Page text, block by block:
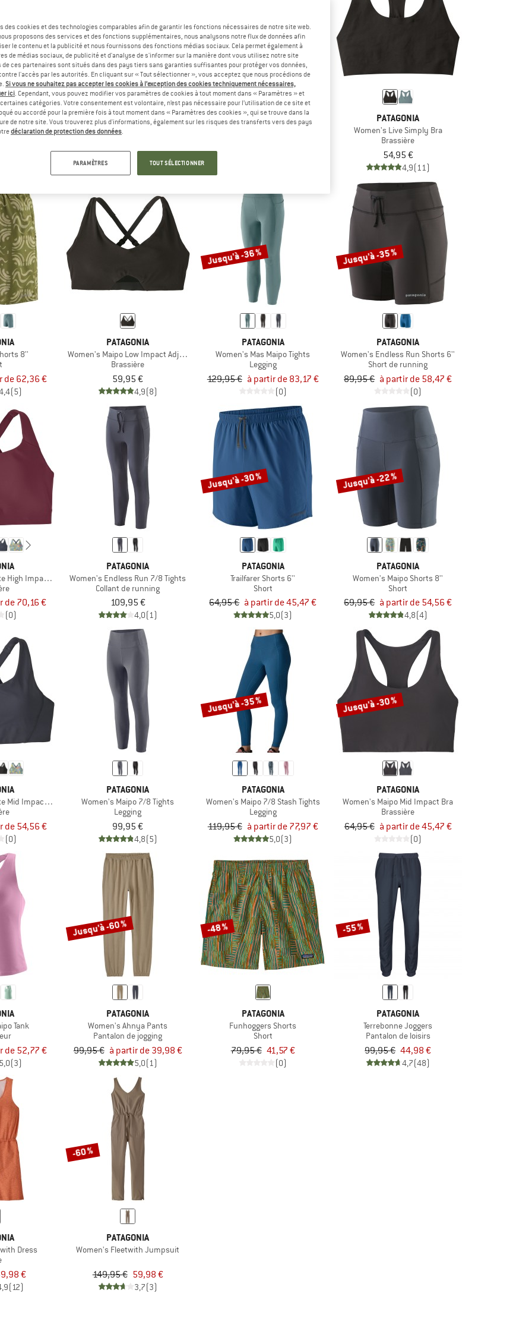
Jusqu'à -30 %
PATAGONIA
Baggies Longs
64,95 € à partir de 45,47 €
(6)
-22 %
PATAGONIA PATAGONIA
Women's Live Simply Bra
Brassière
54,95 €
4,9(11)
8''
de 62,36 €
(5)
PATAGONIA
Women's Maipo Low Impact Adjustable Bra
Brassière
59,95 €
4,9(8)
Jusqu'à -36 %
PATAGONIA
Women's Mas Maipo Tights
Legging
129,95 € à partir de 83,17 €
(0)
Jusqu'à -35 %
PATAGONIA
Women's Endless Run Shorts 6''
Short de running
89,95 € à partir de 58,47 €
(0)
High Impact Adjustable Bra
de 70,16 €
(0)
PATAGONIA
Women's Endless Run 7/8 Tights
Collant de running
109,95 €
4,0(1)
Jusqu'à -30 %
PATAGONIA
Trailfarer Shorts 6''
Short
64,95 € à partir de 45,47 €
5,0(3)
Jusqu'à -22 %
PATAGONIA
Women's Maipo Shorts 8''
Short
69,95 € à partir de 54,56 €
4,8(4)
Mid Impact Adjustable Bra
de 54,56 €
(0)
PATAGONIA
Women's Maipo 7/8 Tights
Legging
99,95 €
4,8(5)
Jusqu'à -35 %
PATAGONIA
Women's Maipo 7/8 Stash Tights
Legging
119,95 € à partir de 77,97 €
5,0(3)
Jusqu'à -30 %
PATAGONIA
Women's Maipo Mid Impact Bra
Brassière
64,95 € à partir de 45,47 €
(0)
Tank
de 52,77 €
5,0(3)
Jusqu'à -60 %
PATAGONIA
Women's Ahnya Pants
Pantalon de jogging
99,95 € à partir de 39,98 €
5,0(1)
-48 %
PATAGONIA
Funhoggers Shorts
Short
79,95 € 41,57 €
(0)
-55 %
PATAGONIA
Terrebonne Joggers
Pantalon de loisirs
99,95 € 44,98 €
4,7(48)
Dress
€
(12)
-60 %
PATAGONIA
Women's Fleetwith Jumpsuit
149,95 € 59,98 €
3,7(3)
des cookies et des technologies comparables afin de garantir les fonctions nécessaires de notre site web.
proposons des services et des fonctions supplémentaires, nous analysons notre flux de données afin
le contenu et la publicité et nous fournissons des fonctions médias sociaux. Cela permet également à
de médias sociaux, de publicité et d'analyse de s'informer sur la manière dont vous utilisez notre site
de ces partenaires sont situés dans des pays tiers sans garanties suffisantes pour protéger vos données,
l'accès par les autorités. En cliquant sur « Tout sélectionner », vous acceptez que nous procédions de
Si vous ne souhaitez pas accepter les cookies à l’exception des cookies techniquement nécessaires,
ici. Cependant, vous pouvez modifier vos paramètres de cookies à tout moment dans « Paramètres » et
catégories. Votre consentement est volontaire, n’est pas nécessaire pour l’utilisation de ce site et
ou accordé pour la première fois à tout moment dans « Paramètres des cookies », qui se trouve dans la
de notre site. Vous trouverez plus d'informations, également sur les risques des transferts vers des pays
déclaration de protection des données.
PARAMÈTRES TOUT SÉLECTIONNER